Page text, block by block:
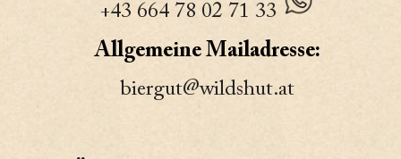
+43 664 78 02 71 33
Allgemeine Mailadresse:
biergut@wildshut.at